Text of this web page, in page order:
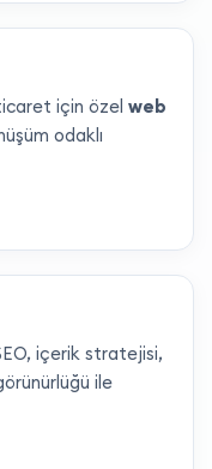
için özel web
odaklı
içerik stratejisi,
ile